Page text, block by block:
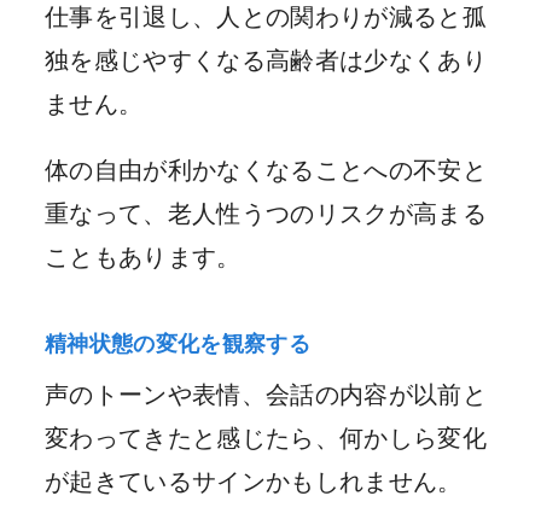
仕事を引退し、人との関わりが減ると孤
独を感じやすくなる高齢者は少なくあり
ません。
体の自由が利かなくなることへの不安と
重なって、老人性うつのリスクが高まる
こともあります。
精神状態の変化を観察する
声のトーンや表情、会話の内容が以前と
変わってきたと感じたら、何かしら変化
が起きているサインかもしれません。